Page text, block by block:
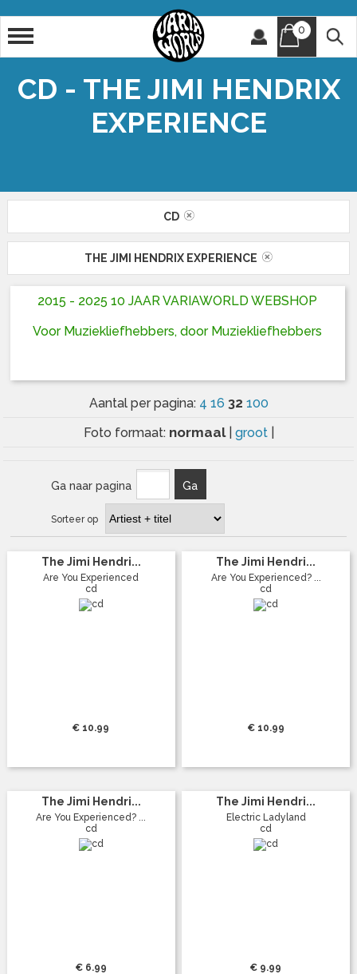
0
CD - THE JIMI HENDRIX
EXPERIENCE
CD
THE JIMI HENDRIX EXPERIENCE
2015 - 2025 10 JAAR VARIAWORLD WEBSHOP
Voor Muziekliefhebbers, door Muziekliefhebbers
Aantal per pagina: 4 16 32 100
Foto formaat: normaal groot
Ga naar pagina Ga
Sorteer op
The Jimi Hendri...
Are You Experienced
cd
€ 10.99
The Jimi Hendri...
Are You Experienced? ...
cd
€ 10.99
The Jimi Hendri...
Are You Experienced? ...
cd
€ 6.99
The Jimi Hendri...
Electric Ladyland
cd
€ 9.99